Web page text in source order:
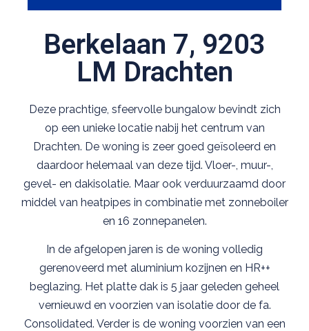
Berkelaan 7, 9203
LM Drachten
Deze prachtige, sfeervolle bungalow bevindt zich
op een unieke locatie nabij het centrum van
Drachten. De woning is zeer goed geïsoleerd en
daardoor helemaal van deze tijd. Vloer-, muur-,
gevel- en dakisolatie. Maar ook verduurzaamd door
middel van heatpipes in combinatie met zonneboiler
en 16 zonnepanelen.
In de afgelopen jaren is de woning volledig
gerenoveerd met aluminium kozijnen en HR++
beglazing. Het platte dak is 5 jaar geleden geheel
vernieuwd en voorzien van isolatie door de fa.
Consolidated. Verder is de woning voorzien van een